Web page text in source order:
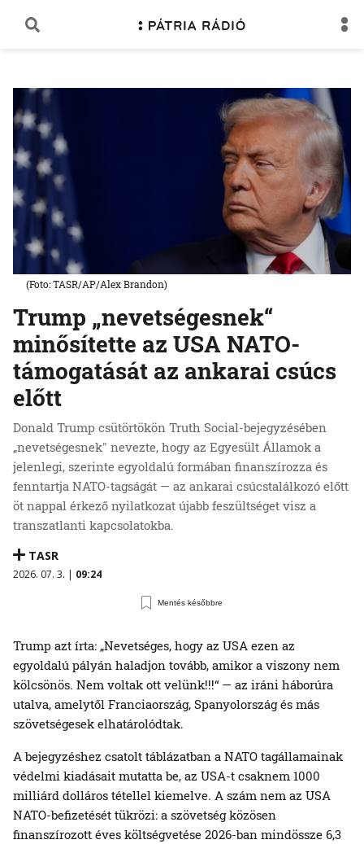
Trump „nevetségesnek“
minősítette az USA NATO-
támogatását az ankarai csúcs
előtt
Donald Trump csütörtökön Truth Social-bejegyzésében
„nevetségesnek" nevezte, hogy az Egyesült Államok a
jelenlegi, szerinte egyoldalú formában finanszírozza és
fenntartja NATO-tagságát — az ankarai csúcstalálkozó előtt
öt nappal érkező nyilatkozat újabb feszültséget visz a
transzatlanti kapcsolatokba.
TASR
2026. 07. 3. | 09:24
Mentés későbbre
(Foto: TASR/AP/Alex Brandon)
Trump azt írta: „Nevetséges, hogy az USA ezen az
egyoldalú pályán haladjon tovább, amikor a viszony nem
kölcsönös. Nem voltak ott velünk!!!“ — az iráni háborúra
utalva, amelytől Franciaország, Spanyolország és más
szövetségesek elhatárolódtak.
A bejegyzéshez csatolt táblázatban a NATO tagállamainak
védelmi kiadásait mutatta be, az USA-t csaknem 1000
milliárd dolláros tétellel kiemelve. A szám nem az USA
NATO-befizetését tükrözi: a szövetség közösen
finanszírozott éves költségvetése 2026-ban mindössze 6,3